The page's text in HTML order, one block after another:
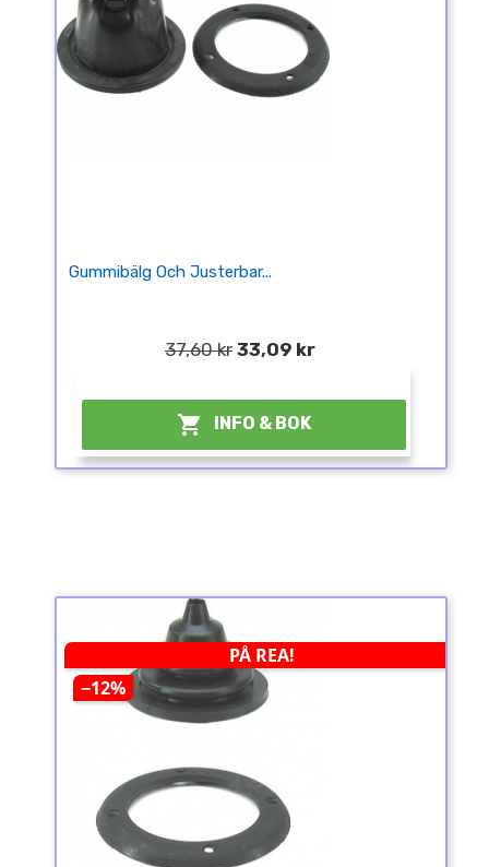
Gummibälg Och Justerbar...
37,60 kr 33,09 kr
 INFO & BOK
PÅ REA!
−12%